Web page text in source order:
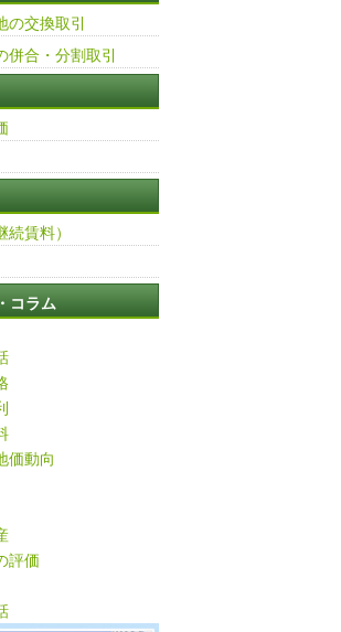
の交換取引
併合・分割取引
賃料）
コラム
価動向
評価